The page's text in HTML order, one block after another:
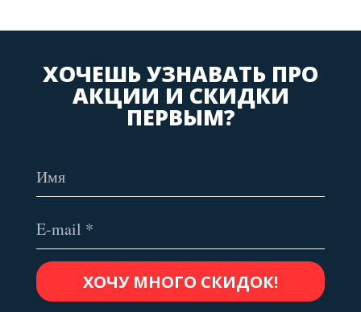
ХОЧЕШЬ УЗНАВАТЬ ПРО
АКЦИИ И СКИДКИ
ПЕРВЫМ?